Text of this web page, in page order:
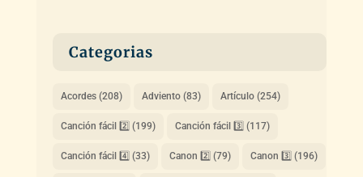
Categorias
Acordes(208) Adviento(83) Artículo(254)
Canción fácil 2️⃣ (199) Canción fácil 3️⃣ (117)
Canción fácil 4️⃣ (33) Canon 2️⃣ (79) Canon 3️⃣ (196)